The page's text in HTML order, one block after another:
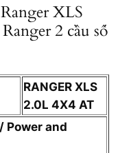
XLS
2 cầu số
RANGER XLS
2.0L 4X4 AT
Power and